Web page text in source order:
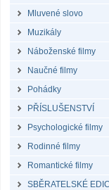
Mluvené slovo
Muzikály
Náboženské filmy
Naučné filmy
Pohádky
PŘÍSLUŠENSTVÍ
Psychologické filmy
Rodinné filmy
Romantické filmy
SBĚRATELSKÉ